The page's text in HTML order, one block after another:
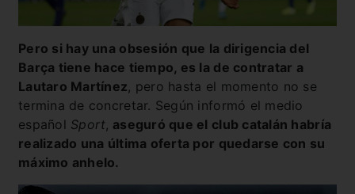
Pero si hay una obsesión que la dirigencia del
Barça tiene hace tiempo, es la de contratar a
Lautaro Martínez, pero hasta el momento no se
termina de concretar. Según informó el medio
español Sport, aseguró que el club catalán habría
realizado una última oferta por quedarse con su
máximo anhelo.